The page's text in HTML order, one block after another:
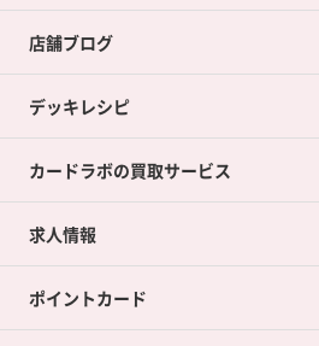
店舗ブログ
デッキレシピ
カードラボの買取サービス
カードラボの買取サービスTOP
店舗買取について
求人情報
ポイントカード